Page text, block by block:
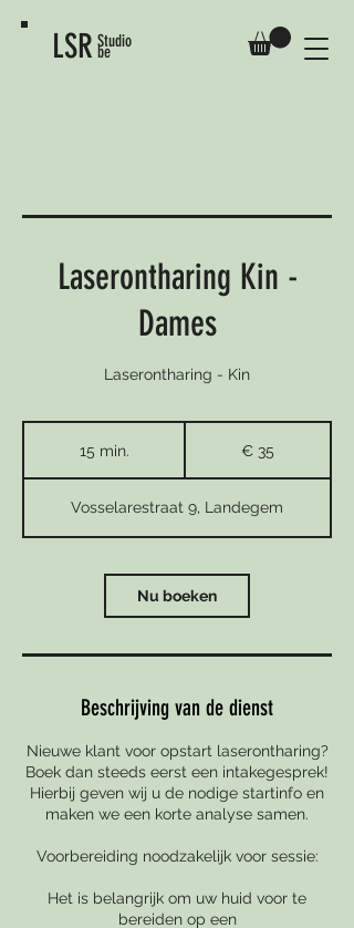
LSR Studio
be
Laserontharing Kin -
Dames
Laserontharing - Kin
15 min.
i
n
€ 35
Vosselarestraat 9, Landegem
Nu boeken
Beschrijving van de dienst
Nieuwe klant voor opstart laserontharing?
Boek dan steeds eerst een intakegesprek!
Hierbij geven wij u de nodige startinfo en
maken we een korte analyse samen.
Voorbereiding noodzakelijk voor sessie:
Het is belangrijk om uw huid voor te
bereiden op een